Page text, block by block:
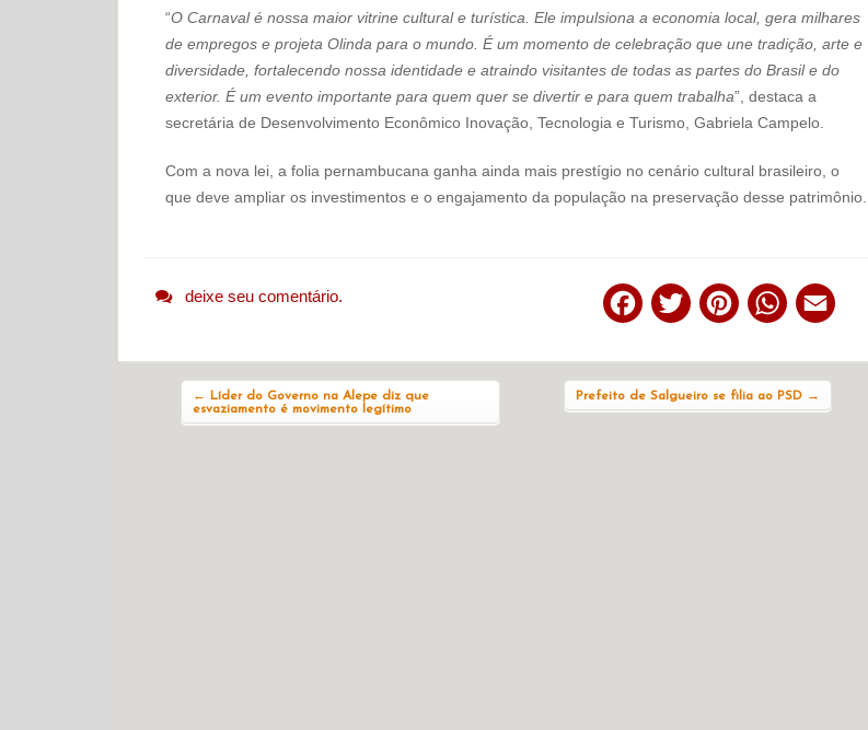
“O Carnaval é nossa maior vitrine cultural e turística. Ele impulsiona a economia local, gera milhares
de empregos e projeta Olinda para o mundo. É um momento de celebração que une tradição, arte e
diversidade, fortalecendo nossa identidade e atraindo visitantes de todas as partes do Brasil e do
exterior. É um evento importante para quem quer se divertir e para quem trabalha”, destaca a
secretária de Desenvolvimento Econômico Inovação, Tecnologia e Turismo, Gabriela Campelo.
Com a nova lei, a folia pernambucana ganha ainda mais prestígio no cenário cultural brasileiro, o
que deve ampliar os investimentos e o engajamento da população na preservação desse patrimônio.
deixe seu comentário.
Facebook
Twitter PinterestWhatsApp
←
Líder do Governo na Alepe diz que
esvaziamento é movimento legítimo
Prefeito de Salgueiro se filia ao PSD →